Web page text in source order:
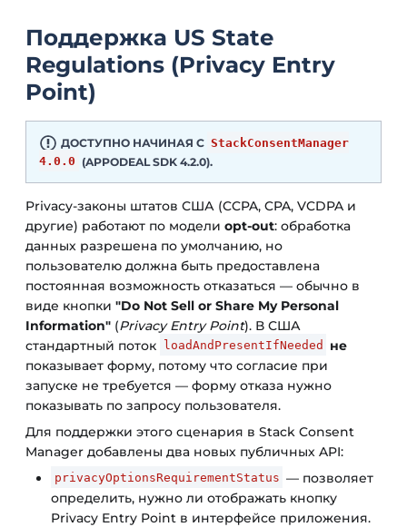
Поддержка US State
Regulations (Privacy Entry
Point)
ДОСТУПНО НАЧИНАЯ С StackConsentManager
4.0.0 (APPODEAL SDK 4.2.0).
Privacy-законы штатов США (CCPA, CPA, VCDPA и
другие) работают по модели opt-out: обработка
данных разрешена по умолчанию, но
пользователю должна быть предоставлена
постоянная возможность отказаться — обычно в
виде кнопки "Do Not Sell or Share My Personal
Information" (Privacy Entry Point). В США
стандартный поток
loadAndPresentIfNeeded
не
показывает форму, потому что согласие при
запуске не требуется — форму отказа нужно
показывать по запросу пользователя.
Для поддержки этого сценария в Stack Consent
Manager добавлены два новых публичных API:
privacyOptionsRequirementStatus — позволяет
определить, нужно ли отображать кнопку
Privacy Entry Point в интерфейсе приложения.